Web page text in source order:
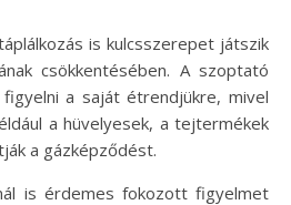
is kulcsszerepet játszik
csökkentésében. A szoptató
a saját étrendjükre, mivel
a hüvelyesek, a tejtermékek
a gázképződést.
is érdemes fokozott figyelmet